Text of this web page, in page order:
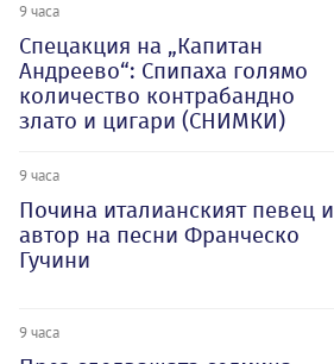
9 часа
Спецакция на „Капитан
Андреево“: Спипаха голямо
количество контрабандно
злато и цигари (СНИМКИ)
9 часа
Почина италианският певец и
автор на песни Франческо
Гучини
9 часа